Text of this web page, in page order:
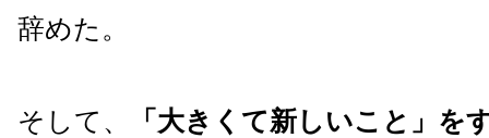
辞めた。
そして、
「大きくて新しいこと」を